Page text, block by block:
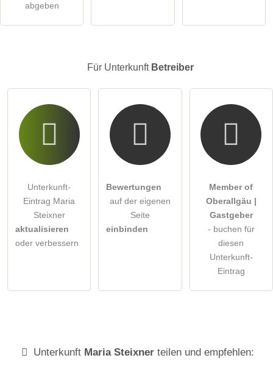
abgeben
Für Unterkunft Betreiber
Unterkunft-
Eintrag Maria
Steixner
aktualisieren
oder verbessern
Bewertungen
auf der eigenen
Seite
einbinden
Member of
Oberallgäu |
Gastgeber
- buchen für
diesen
Unterkunft-
Eintrag
Unterkunft Maria Steixnerteilen und empfehlen: